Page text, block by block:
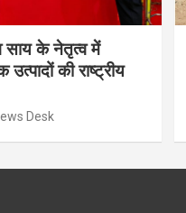
साय के नेतृत्व में
की राष्ट्रीय
Desk